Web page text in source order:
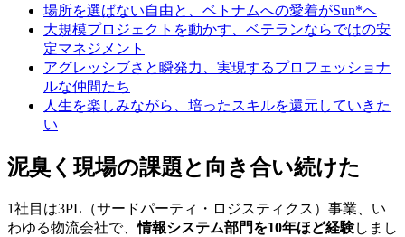
場所を選ばない自由と、ベトナムへの愛着がSun*へ
大規模プロジェクトを動かす、ベテランならではの安
定マネジメント
アグレッシブさと瞬発力、実現するプロフェッショナ
ルな仲間たち
人生を楽しみながら、培ったスキルを還元していきた
い
泥臭く現場の課題と向き合い続けた
1社目は3PL（サードパーティ・ロジスティクス）事業、い
わゆる物流会社で、情報システム部門を10年ほど経験しまし